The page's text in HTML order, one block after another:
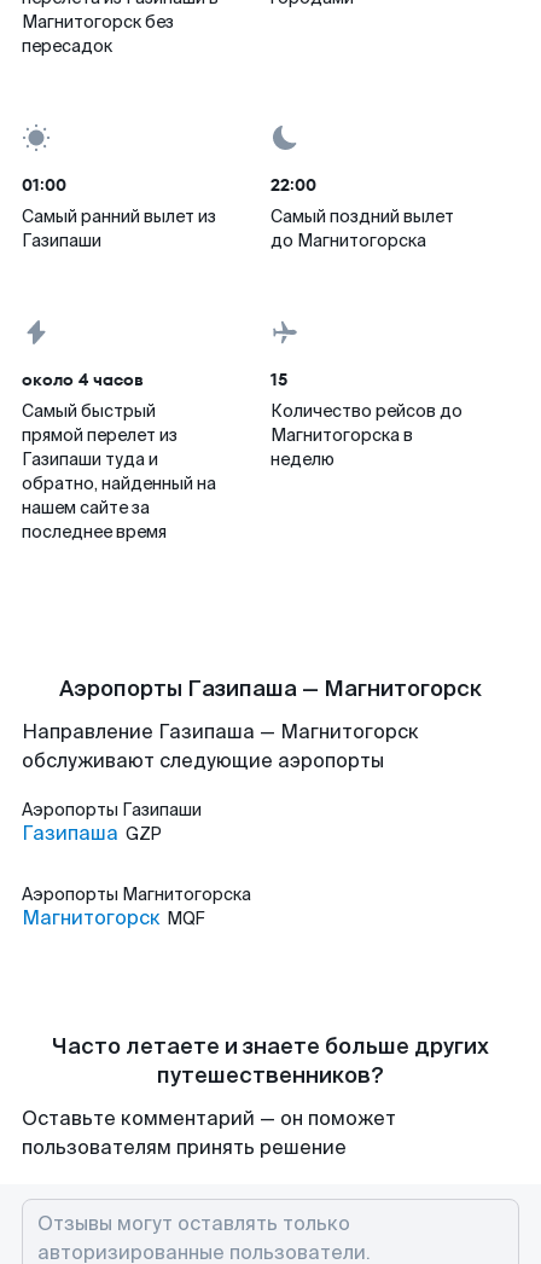
Магнитогорск без
пересадок
01:00
Самый ранний вылет из
Газипаши
22:00
Самый поздний вылет
до Магнитогорска
около 4 часов
Самый быстрый
прямой перелет из
Газипаши туда и
обратно, найденный на
нашем сайте за
последнее время
15
Количество рейсов до
Магнитогорска в
неделю
Аэропорты Газипаша — Магнитогорск
Направление Газипаша — Магнитогорск
обслуживают следующие аэропорты
Аэропорты Газипаши
Газипаша GZP
Аэропорты Магнитогорска
Магнитогорск MQF
Часто летаете и знаете больше других
путешественников?
Оставьте комментарий — он поможет
пользователям принять решение